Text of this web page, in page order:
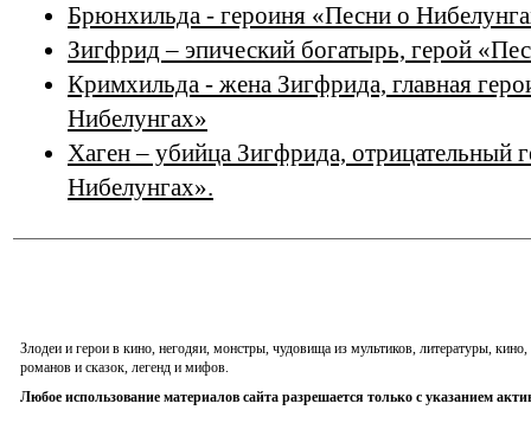
Брюнхильда - героиня «Песни о
Зигфрид – эпический богатырь, герой
Кримхильда - жена Зигфрида, главная
Нибелунгах»
Хаген – убийца Зигфрида, отрицательный
Нибелунгах».
Злодеи и герои в кино, негодяи, монстры, чудовища из мультиков, литературы,
романов и сказок, легенд и мифов.
Любое использование материалов сайта разрешается только с указанием